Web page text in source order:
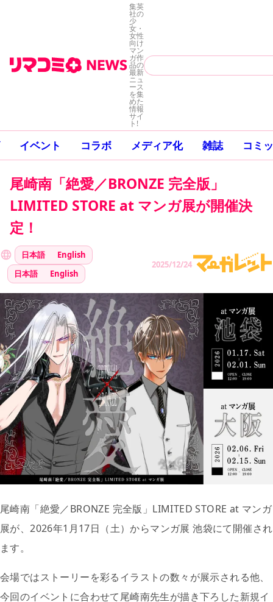
集英
社の
少
女・
女性
向け
マン
ガ作
品の
最新
ニュ
ース
を集
めた
情報
サイ
ト!
イベント コラボ メディア化 雑誌 コミ
尾崎南「絶愛／BRONZE 完全版」
LIMITED STORE at マンガ展が開催決
定！
日本語
English
日本語
English
2025/12/24
尾崎南「絶愛／BRONZE 完全版」LIMITED STORE at マンガ
展が、2026年1月17日（土）からマンガ展 池袋にて開催され
ます。
会場ではストーリーを彩るイラストの数々が展示される他、
今回のイベントに合わせて尾崎南先生が描き下ろした新規イ